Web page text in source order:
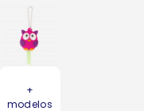
+
modelos